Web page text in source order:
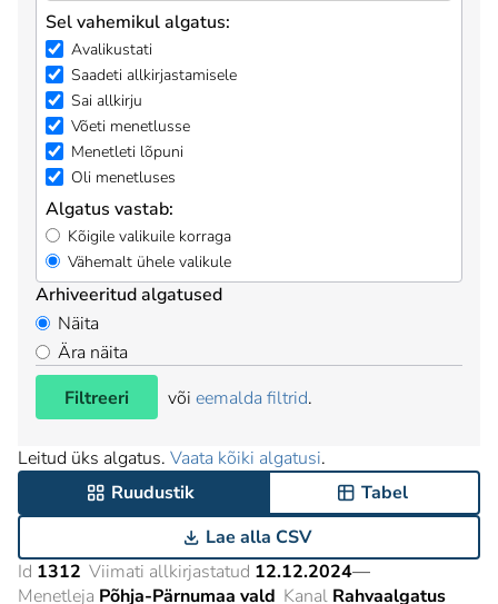
Sel vahemikul algatus:
Avalikustati
Saadeti allkirjastamisele
Sai allkirju
Võeti menetlusse
Menetleti lõpuni
Oli menetluses
Algatus vastab:
Kõigile valikuile korraga
Vähemalt ühele valikule
Arhiveeritud algatused
Näita
Ära näita
Filtreeri
või eemalda filtrid.
Leitud üks algatus. Vaata kõiki algatusi.
Ruudustik
Tabel
Lae alla CSV
Id 1312 Viimati allkirjastatud 12.12.2024—
Menetleja Põhja-Pärnumaa vald Kanal Rahvaalgatus